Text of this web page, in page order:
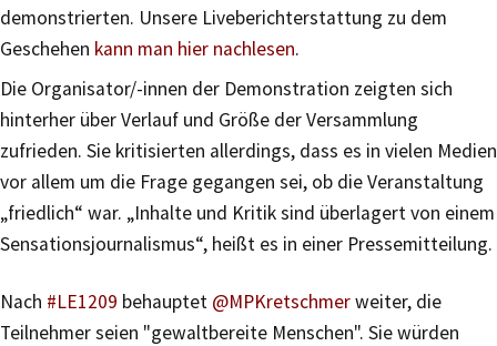
demonstrierten. Unsere Liveberichterstattung zu dem
Geschehen kann man hier nachlesen.
Die Organisator/-innen der Demonstration zeigten sich
hinterher über Verlauf und Größe der Versammlung
zufrieden. Sie kritisierten allerdings, dass es in vielen Medien
vor allem um die Frage gegangen sei, ob die Veranstaltung
„friedlich“ war. „Inhalte und Kritik sind überlagert von einem
Sensationsjournalismus“, heißt es in einer Pressemitteilung.
Nach #LE1209 behauptet @MPKretschmerweiter, die
Teilnehmer seien "gewaltbereite Menschen". Sie würden